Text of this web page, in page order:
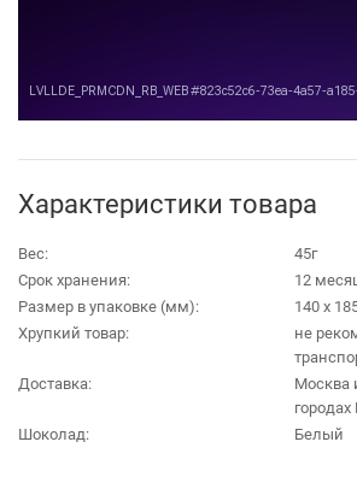
Характеристики товара
Вес:
45г
Срок хранения:
12
Размер в упаковке (мм):
140 х
Хрупкий товар:
не
Доставка:
Москва
Шоколад:
Белый